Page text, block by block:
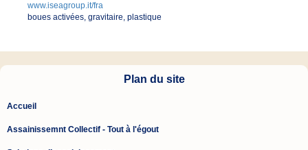
www.iseagroup.it/fra
boues activées, gravitaire, plastique
Plan du site
Accueil
Assainissemnt Collectif - Tout à l'égout